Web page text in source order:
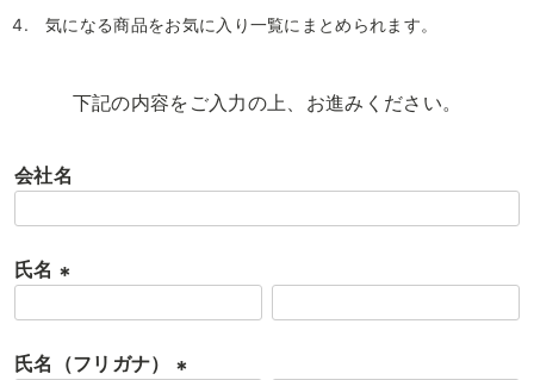
気になる商品をお気に入り一覧にまとめられます。
下記の内容をご入力の上、お進みください。
会社名
氏名
須
氏名（フリガナ）